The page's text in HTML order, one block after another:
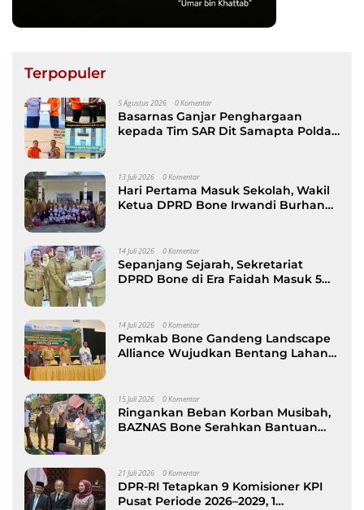
Terpopuler
5 Agustus 2026 0 Komentar
Basarnas Ganjar Penghargaan
kepada Tim SAR Dit Samapta Polda
13 Juli 2026 0 Komentar
Hari Pertama Masuk Sekolah, Wakil
Ketua DPRD Bone Irwandi Burhan
14 Juli 2026 0 Komentar
Sepanjang Sejarah, Sekretariat
DPRD Bone di Era Faidah Masuk 5
14 Juli 2026 0 Komentar
Pemkab Bone Gandeng Landscape
Alliance Wujudkan Bentang Lahan
15 Juli 2026 0 Komentar
Ringankan Beban Korban Musibah,
BAZNAS Bone Serahkan Bantuan
21 Juli 2026 0 Komentar
DPR-RI Tetapkan 9 Komisioner KPI
Pusat Periode 2026–2029, 1